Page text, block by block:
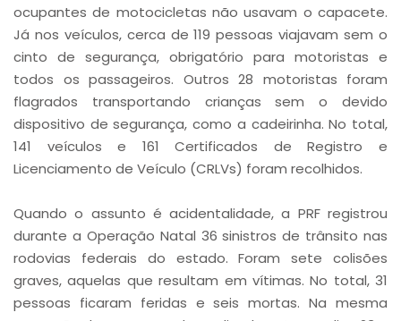
ocupantes de motocicletas não usavam o capacete.
Já nos veículos, cerca de 119 pessoas viajavam sem o
cinto de segurança, obrigatório para motoristas e
todos os passageiros. Outros 28 motoristas foram
flagrados transportando crianças sem o devido
dispositivo de segurança, como a cadeirinha. No total,
141 veículos e 161 Certificados de Registro e
Licenciamento de Veículo (CRLVs) foram recolhidos.
Quando o assunto é acidentalidade, a PRF registrou
durante a Operação Natal 36 sinistros de trânsito nas
rodovias federais do estado. Foram sete colisões
graves, aquelas que resultam em vítimas. No total, 31
pessoas ficaram feridas e seis mortas. Na mesma